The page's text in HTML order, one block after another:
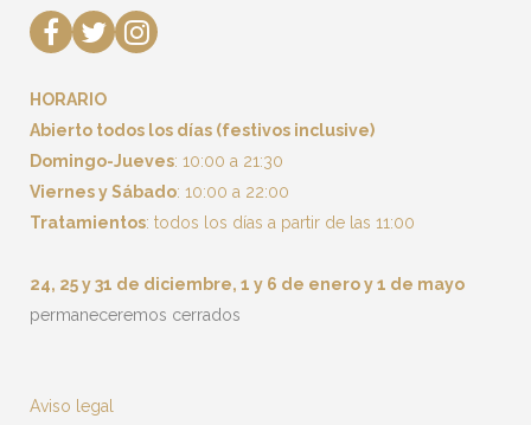
HORARIO
Abierto todos los días (festivos inclusive)
Domingo-Jueves: 10:00 a 21:30
Viernes y Sábado: 10:00 a 22:00
Tratamientos: todos los días a partir de las 11:00
24, 25 y 31 de diciembre, 1 y 6 de enero y 1 de mayo
permaneceremos cerrados
Aviso legal